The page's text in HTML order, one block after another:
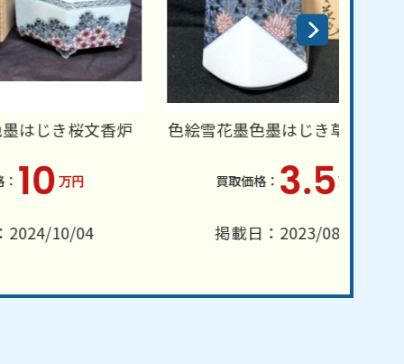
香炉 色絵雪花墨色墨はじき草花文花瓶
3.5万円
掲載日：2023/08/29